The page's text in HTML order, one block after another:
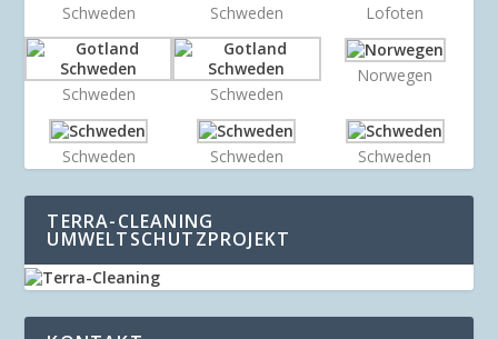
Schweden Schweden Lofoten
Schweden Schweden
Norwegen
Schweden Schweden Schweden
TERRA-CLEANING
UMWELTSCHUTZPROJEKT